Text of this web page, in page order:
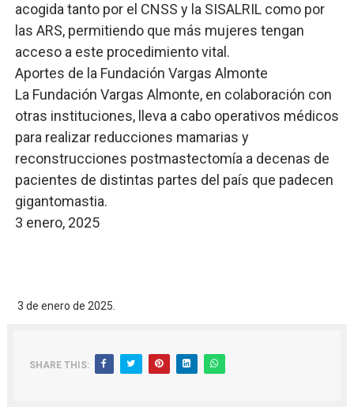
acogida tanto por el CNSS y la SISALRIL como por
las ARS, permitiendo que más mujeres tengan
acceso a este procedimiento vital.
Aportes de la Fundación Vargas Almonte
La Fundación Vargas Almonte, en colaboración con
otras instituciones, lleva a cabo operativos médicos
para realizar reducciones mamarias y
reconstrucciones postmastectomía a decenas de
pacientes de distintas partes del país que padecen
gigantomastia.
3 enero, 2025
3 de enero de 2025.
SHARE THIS: